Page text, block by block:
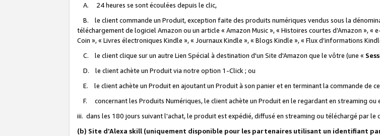
A. 24 heures se sont écoulées depuis le clic,
B. le client commande un Produit, exception faite des produits numériques vendus sous la
téléchargement de logiciel Amazon ou un article « Amazon Music », « Histoires courtes d’Amazon », «
Coin », « Livres électroniques Kindle », « Journaux Kindle », « Blogs Kindle », « Flux d’informations
C. le client clique sur un autre Lien Spécial à destination d'un Site d'Amazon que le vôtre (une «
D. le client achète un Produit via notre option 1-Click ; ou
E. le client achète un Produit en ajoutant un Produit à son panier et en terminant la commande de
F. concernant les Produits Numériques, le client achète un Produit en le regardant en streaming ou
iii. dans les 180 jours suivant l'achat, le produit est expédié, diffusé en streaming ou téléchargé par le
(b) Site d'Alexa skill (uniquement disponible pour les partenaires utilisant un identifiant